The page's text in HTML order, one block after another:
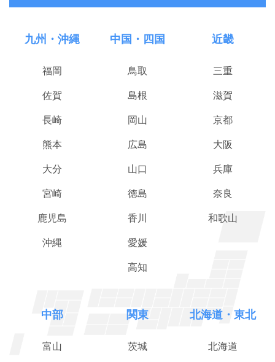
九州・沖縄
福岡
佐賀
長崎
熊本
大分
宮崎
鹿児島
沖縄
中国・四国
鳥取
島根
岡山
広島
山口
徳島
香川
愛媛
高知
近畿
三重
滋賀
京都
大阪
兵庫
奈良
和歌山
中部
富山
関東
茨城
北海道・東北
北海道